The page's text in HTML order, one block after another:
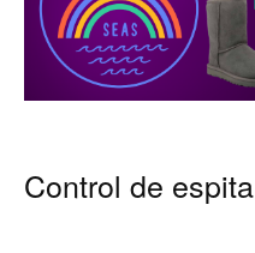
Control de espita